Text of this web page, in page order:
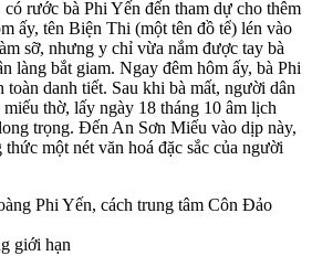
rước bà Phi Yến đến tham dự cho thêm
ấy, tên Biện Thi (một tên đồ tể) lén vào
sỡ, nhưng y chỉ vừa nắm được tay bà
làng bắt giam. Ngay đêm hôm ấy, bà Phi
danh tiết. Sau khi bà mất, người dân
thờ, lấy ngày 18 tháng 10 âm lịch
trọng. Đến An Sơn Miếu vào dịp này,
một nét văn hoá đặc sắc của người
Phi Yến, cách trung tâm Côn Đảo
giới hạn